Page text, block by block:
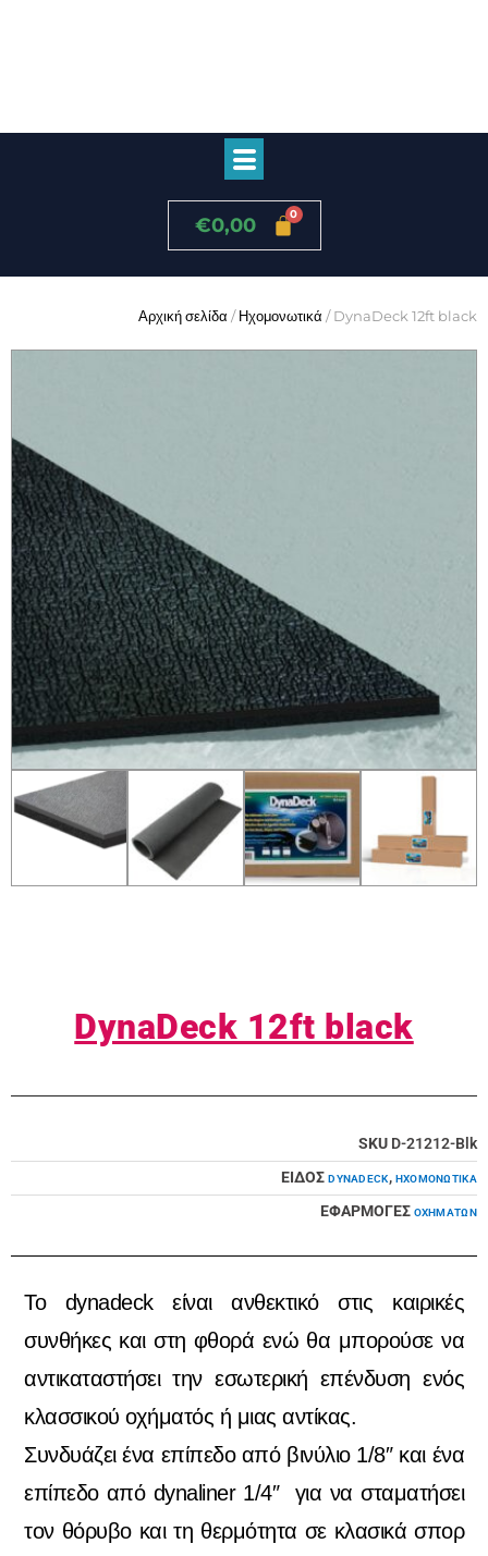
€0,00
Αρχική σελίδα /Ηχομονωτικά / DynaDeck 12ft black
DynaDeck 12ft black
SKU D-21212-Blk
ΕΙΔΟΣ DYNADECK, ΗΧΟΜΟΝΩΤΙΚΆ
ΕΦΑΡΜΟΓΕΣ ΟΧΗΜΆΤΩΝ
Το dynadeck είναι ανθεκτικό στις καιρικές
συνθήκες και στη φθορά ενώ θα μπορούσε να
αντικαταστήσει την εσωτερική επένδυση ενός
κλασσικού οχήματός ή μιας αντίκας.
Συνδυάζει ένα επίπεδο από βινύλιο 1/8″ και ένα
επίπεδο από dynaliner 1/4″ για να σταματήσει
τον θόρυβο και τη θερμότητα σε κλασικά σπορ